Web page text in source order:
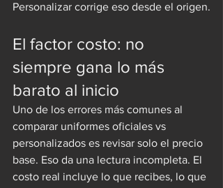
Personalizar corrige eso desde el origen.
El factor costo: no
siempre gana lo más
barato al inicio
Uno de los errores más comunes al
comparar uniformes oficiales vs
personalizados es revisar solo el precio
base. Eso da una lectura incompleta. El
costo real incluye lo que recibes, lo que